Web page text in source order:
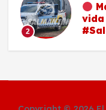
2
vida